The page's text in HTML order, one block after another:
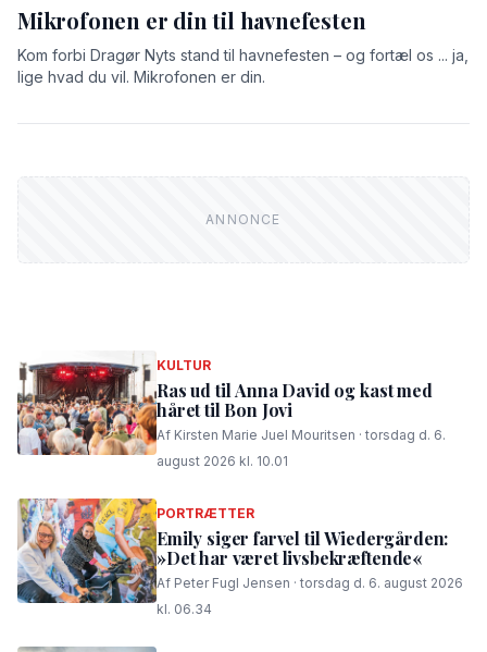
Mikrofonen er din til havnefesten
Kom forbi Dragør Nyts stand til havnefesten – og fortæl os ... ja,
lige hvad du vil. Mikrofonen er din.
KULTUR
Ras ud til Anna David og kast med
håret til Bon Jovi
Af Kirsten Marie Juel Mouritsen · torsdag d. 6.
august 2026 kl. 10.01
PORTRÆTTER
Emily siger farvel til Wiedergården:
»Det har været livsbekræftende«
Af Peter Fugl Jensen · torsdag d. 6. august 2026
kl. 06.34